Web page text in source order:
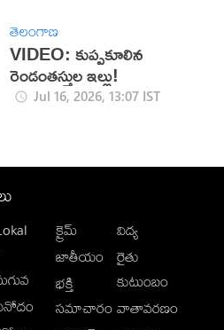
తెలంగాణ
VIDEO: కుప్పకూలిన
రెండంతస్తుల ఇల్లు!
Jul 16, 2026, 13:07 IST
క్రైమ్
జాతీయం
భక్తి
సమాచారం
విద్య
రైతు
కుటుంబం
వాతావరణం